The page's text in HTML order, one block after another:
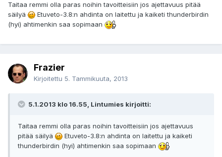
Taitaa remmi olla paras noihin tavoitteisiin jos ajettavuus pitää
säilyä
Etuveto-3.8:n ahdinta on laitettu ja kaiketi thunderbirdin
(hyi) ahtimenkin saa sopimaan
Frazier
Kirjoitettu 5. Tammikuuta, 2013
5.1.2013 klo 16.55, Lintumies kirjoitti:
Taitaa remmi olla paras noihin tavoitteisiin jos ajettavuus
pitää säilyä
Etuveto-3.8:n ahdinta on laitettu ja kaiketi
thunderbirdin (hyi) ahtimenkin saa sopimaan